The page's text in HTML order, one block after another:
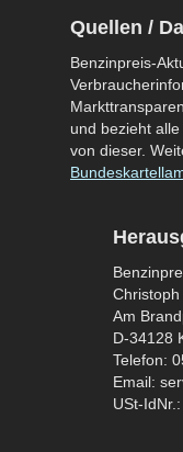
Quellen /
Benzinpreis-
und bezieht
von dieser.
Christoph
Am
D-34128
Telefon:
Email:
USt-